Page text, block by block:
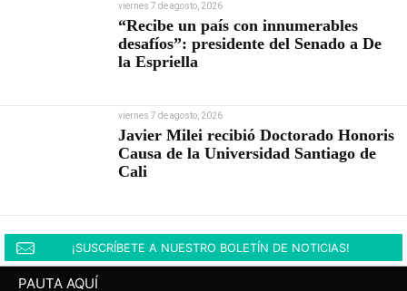
viernes 7 de agosto, 2026
“Recibe un país con innumerables
desafíos”: presidente del Senado a De
la Espriella
viernes 7 de agosto, 2026
Javier Milei recibió Doctorado Honoris
Causa de la Universidad Santiago de
Cali
¡SUSCRÍBETE A NUESTRO BOLETÍN DE NOTICIAS!
PAUTA AQUÍ